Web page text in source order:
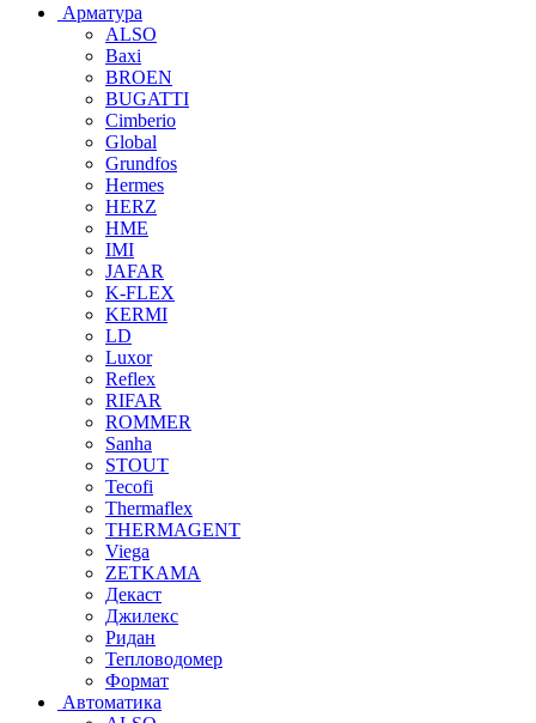
Арматура
ALSO
Baxi
BROEN
BUGATTI
Cimberio
Global
Grundfos
Hermes
HERZ
HME
IMI
JAFAR
K-FLEX
KERMI
LD
Luxor
Reflex
RIFAR
ROMMER
Sanha
STOUT
Tecofi
Thermaflex
THERMAGENT
Viega
ZETKAMA
Декаст
Джилекс
Ридан
Тепловодомер
Формат
Автоматика